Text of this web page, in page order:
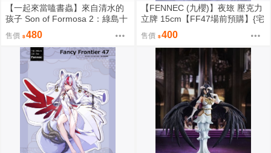
【一起來當嗑書蟲】來自清水的
孩子 Son of Formosa 2：綠島十
售價 480
【FENNEC (九櫻)】夜玈 壓克力
立牌 15cm【FF47場前預購】{宅
售價 400